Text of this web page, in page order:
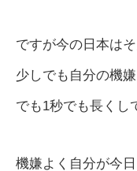
ですが今の日本は
少しでも自分の機
でも1秒でも長くし
機嫌よく自分が今